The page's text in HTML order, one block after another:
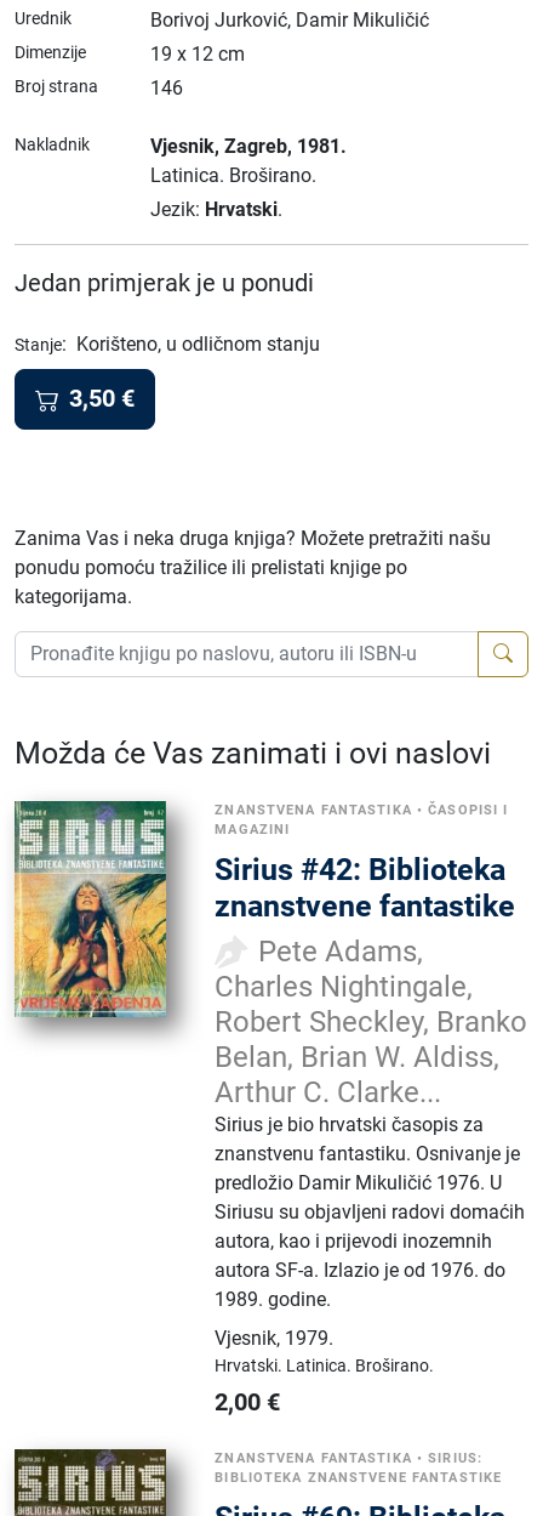
Urednik Borivoj Jurković, Damir Mikuličić
Dimenzije 19 x 12 cm
Broj strana 146
Nakladnik Vjesnik, Zagreb, 1981.
Latinica. Broširano.
Jezik: Hrvatski.
Jedan primjerak je u ponudi
Stanje: Korišteno, u odličnom stanju
3,50 €
Zanima Vas i neka druga knjiga? Možete pretražiti našu
ponudu pomoću tražilice ili prelistati knjige po
kategorijama.
Možda će Vas zanimati i ovi naslovi
ZNANSTVENA FANTASTIKA •ČASOPISI I
MAGAZINI
Sirius #42: Biblioteka
znanstvene fantastike
Pete Adams,
Charles Nightingale,
Robert Sheckley, Branko
Belan, Brian W. Aldiss,
Arthur C. Clarke...
Sirius je bio hrvatski časopis za
znanstvenu fantastiku. Osnivanje je
predložio Damir Mikuličić 1976. U
Siriusu su objavljeni radovi domaćih
autora, kao i prijevodi inozemnih
autora SF-a. Izlazio je od 1976. do
1989. godine.
Vjesnik, 1979.
Hrvatski. Latinica. Broširano.
2,00 €
ZNANSTVENA FANTASTIKA •SIRIUS:
BIBLIOTEKA ZNANSTVENE FANTASTIKE